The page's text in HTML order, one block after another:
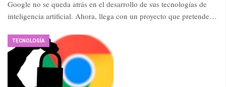
Google no se queda atrás en el desarrollo de sus tecnologías de
inteligencia artificial. Ahora, llega con un proyecto que pretende…
TECNOLOGÍA